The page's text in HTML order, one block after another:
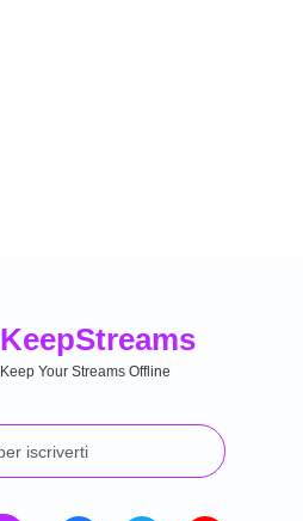
KeepStreams
Keep Your Streams Offline